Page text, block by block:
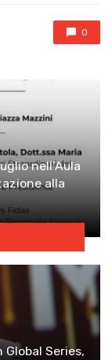
0
nell’Aula
alla
Global Series,